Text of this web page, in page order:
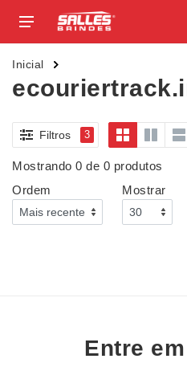
Inicial
Filtros 3
Mostrando 0 de 0 produtos
Ordem
Mostrar
Entre